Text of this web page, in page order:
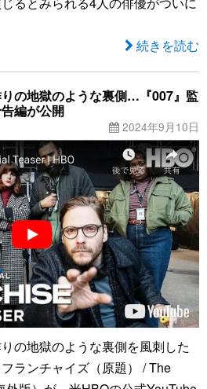
続きを読む
の地獄のような裏側…『007』監
編が公開
2024年9月10日
の地獄のような裏側を風刺した
ランチャイズ（原題） / The